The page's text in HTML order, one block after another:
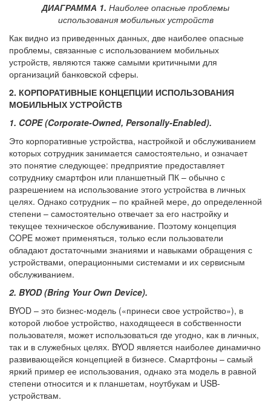
ДИАГРАММА 1. Наиболее опасные проблемы
использования мобильных устройств
Как видно из приведенных данных, две наиболее опасные
проблемы, связанные с использованием мобильных
устройств, являются также самыми критичными для
организаций банковской сферы.
2. КОРПОРАТИВНЫЕ КОНЦЕПЦИИ ИСПОЛЬЗОВАНИЯ
МОБИЛЬНЫХ УСТРОЙСТВ
1. COPE (Corporate-Owned, Personally-Enabled).
Это корпоративные устройства, настройкой и обслуживанием
которых сотрудник занимается самостоятельно, и означает
это понятие следующее: предприятие предоставляет
сотруднику смартфон или планшетный ПК – обычно с
разрешением на использование этого устройства в личных
целях. Однако сотрудник – по крайней мере, до определенной
степени – самостоятельно отвечает за его настройку и
текущее техническое обслуживание. Поэтому концепция
COPE может применяться, только если пользователи
обладают достаточными знаниями и навыками обращения с
устройствами, операционными системами и их сервисным
обслуживанием.
2. BYOD (Bring Your Own Device).
BYOD – это бизнес-модель («принеси свое устройство»), в
которой любое устройство, находящееся в собственности
пользователя, может использоваться где угодно, как в личных,
так и в служебных целях. BYOD является наиболее динамично
развивающейся концепцией в бизнесе. Смартфоны – самый
яркий пример ее использования, однако эта модель в равной
степени относится и к планшетам, ноутбукам и USB-
устройствам.